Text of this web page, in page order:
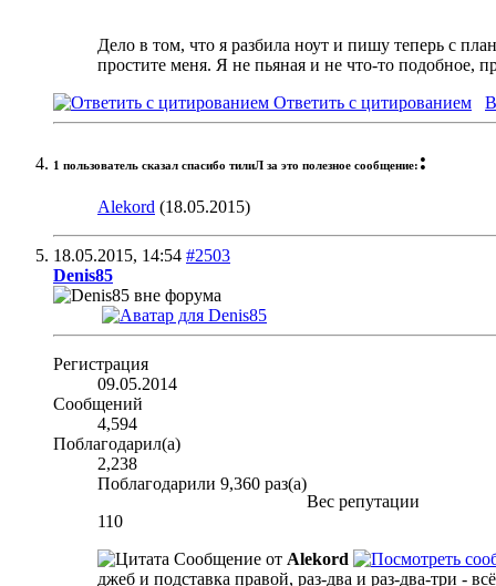
Дело в том, что я разбила ноут и пишу теперь с
простите меня. Я не пьяная и не что-то подобное,
Ответить с цитированием
1 пользователь сказал cпасибо тилиЛ за это полезное сообщение: :
Alekord (18.05.2015)
18.05.2015, 14:54 #2503
Denis85
Регистрация
09.05.2014
Сообщений
4,594
Поблагодарил(а)
2,238
Поблагодарили 9,360 раз(а)
Вес репутации
110
Сообщение от Alekord
джеб и подставка правой, раз-два и раз-два-три -